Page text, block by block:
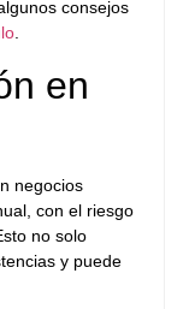
consejos
en
negocios
con el riesgo
no solo
y puede